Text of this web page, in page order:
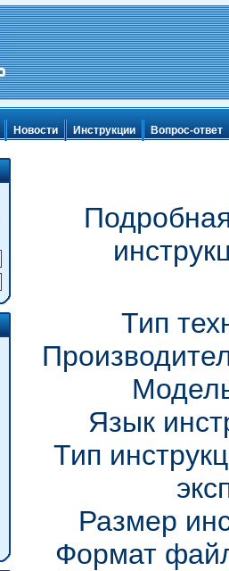
Новости Инструкции Вопрос-ответ
Тип
Язык
Тип
Размер
Формат